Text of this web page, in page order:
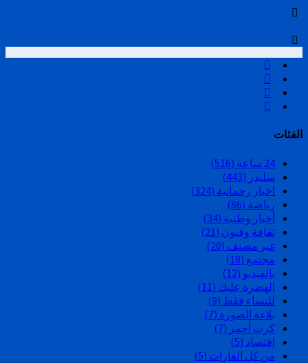
الفئات
24 ساعة
(516)
سليدر (443)
اخبار رحمانية (324)
رياضة (86)
أخبار وطنية (34)
ثقافة وفنون (21)
غير مصنف (20)
مجتمع (18)
بالفيديو (12)
الهضرة عليك (11)
للنساء فقط (9)
بلاغة الصورة (7)
كرت أحمر (7)
اقتصاد (5)
من كل القارات (5)